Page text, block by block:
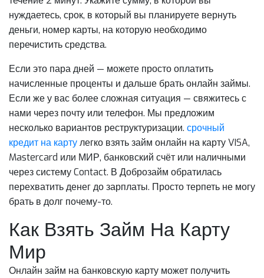
нуждаетесь, срок, в который вы планируете вернуть
деньги, номер карты, на которую необходимо
перечистить средства.
Если это пара дней — можете просто оплатить
начисленные проценты и дальше брать онлайн займы.
Если же у вас более сложная ситуация — свяжитесь с
нами через почту или телефон. Мы предложим
несколько вариантов реструктуризации. срочный
кредит на картулегко взять займ онлайн на карту VISA,
Mastercard или МИР, банковский счёт или наличными
через систему Contact. В Доброзайм обратилась
перехватить денег до зарплаты. Просто терпеть не могу
брать в долг почему-то.
Как Взять Займ На Карту
Мир
Онлайн займ на банковскую карту может получить